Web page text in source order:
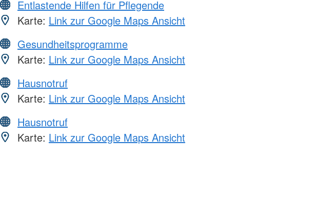
Entlastende Hilfen für Pflegende
Karte: Link zur Google Maps Ansicht
Gesundheitsprogramme
Karte: Link zur Google Maps Ansicht
Hausnotruf
Karte: Link zur Google Maps Ansicht
Hausnotruf
Karte: Link zur Google Maps Ansicht